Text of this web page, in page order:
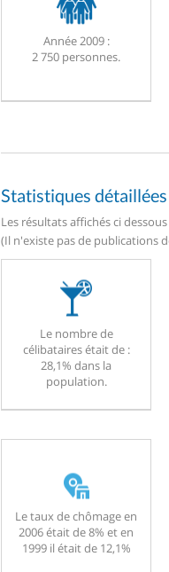
Année 2009 :
2 750 personnes.
Statistiques
Les résultats affichés ci
(Il n'existe pas de publications
Le nombre de
célibataires était de :
28,1% dans la
population.
Le taux de chômage en
2006 était de 8% et en
1999 il était de 12,1%